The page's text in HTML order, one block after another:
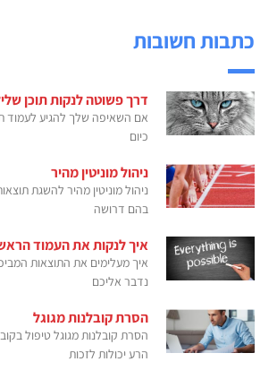
כתבות חשובות
דרך פשוטה לנקות תוכן
אם השאיפה שלך להגיע לעמוד
כיום
ניהול מוניטין מהיר
ניהול מוניטין מהיר להשגת
בהם דרושה
איך לנקות את העמוד
איך מעלימים את התוצאות
נדבר אליכם
הסרת קובלנות מגוגל
הסרת קובלנות מגוגל טיפול
הרע יכולות לזכות